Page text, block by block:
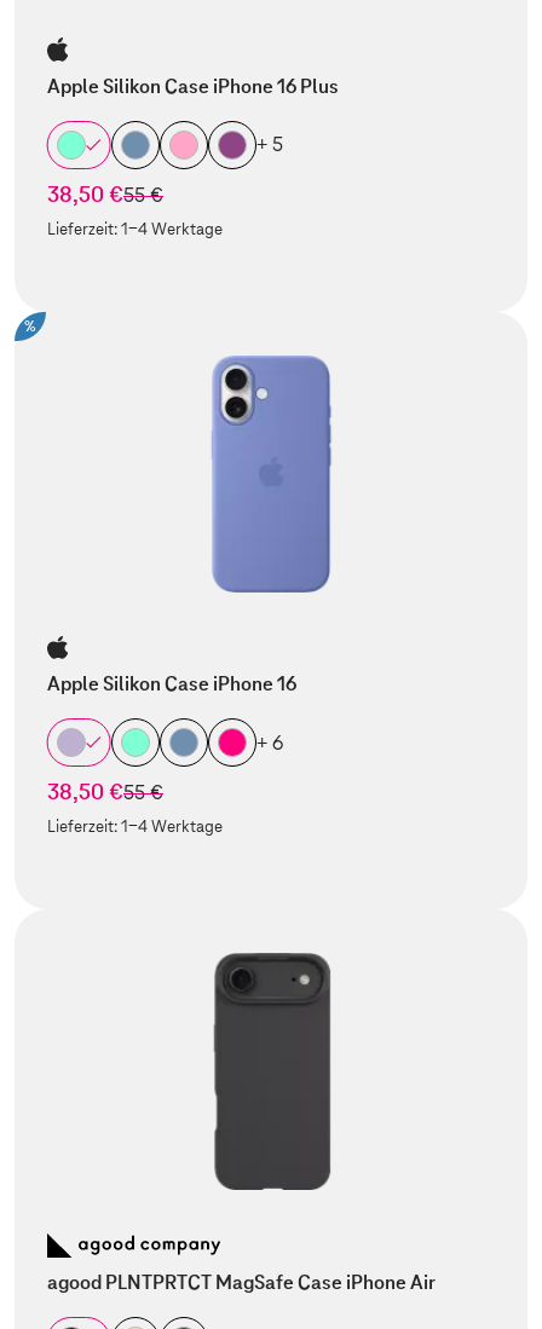
Apple Silikon Case iPhone 16 Plus
+ 5
38,50 €statt
55 €
Lieferzeit:1-4 Werktage
%
Apple Silikon Case iPhone 16
+ 6
38,50 €statt
55 €
Lieferzeit:1-4 Werktage
agood PLNTPRTCT MagSafe Case iPhone Air